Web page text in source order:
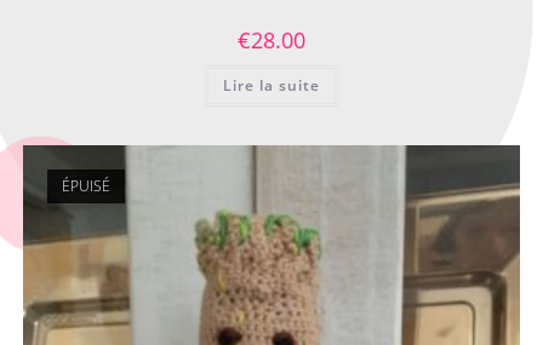
€28.00
Lire la suite
ÉPUISÉ